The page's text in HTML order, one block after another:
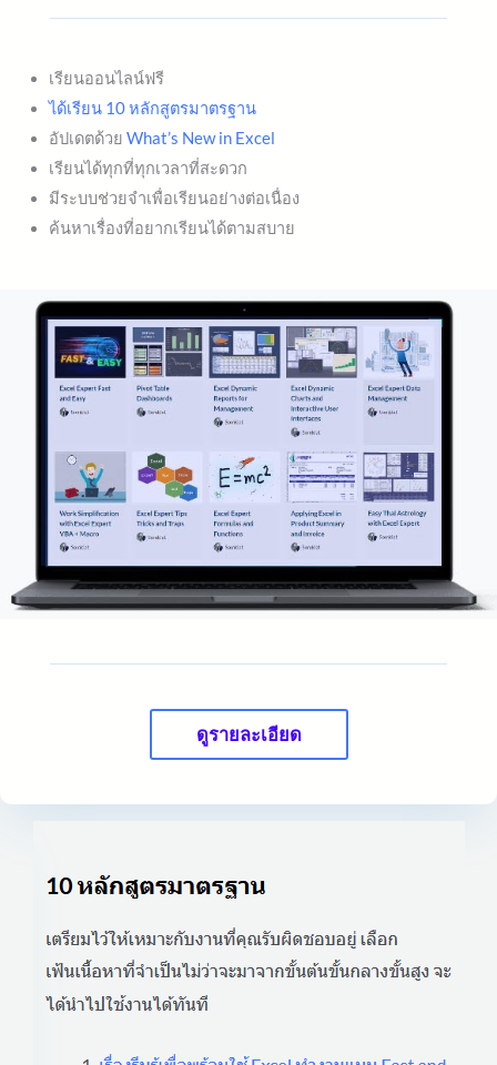
เรียนออนไลน์ฟรี
ได้เรียน 10 หลักสูตรมาตรฐาน
อัปเดตด้วย What’s New in Excel
เรียนได้ทุกที่ทุกเวลาที่สะดวก
มีระบบช่วยจำเพื่อเรียนอย่างต่อเนื่อง
ค้นหาเรื่องที่อยากเรียนได้ตามสบาย
ดูรายละเอียด